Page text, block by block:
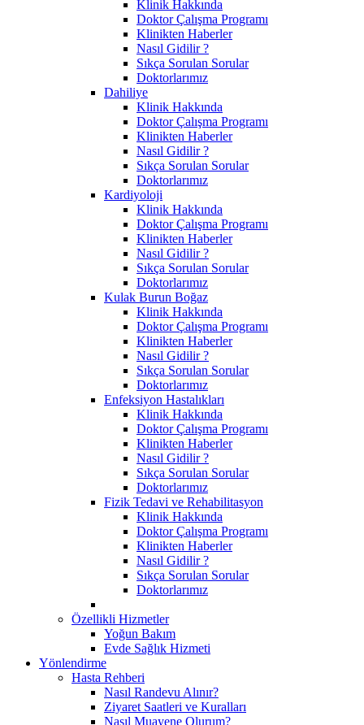
Klinik Hakkında
Doktor Çalışma Programı
Klinikten Haberler
Nasıl Gidilir ?
Sıkça Sorulan Sorular
Doktorlarımız
Dahiliye
Klinik Hakkında
Doktor Çalışma Programı
Klinikten Haberler
Nasıl Gidilir ?
Sıkça Sorulan Sorular
Doktorlarımız
Kardiyoloji
Klinik Hakkında
Doktor Çalışma Programı
Klinikten Haberler
Nasıl Gidilir ?
Sıkça Sorulan Sorular
Doktorlarımız
Kulak Burun Boğaz
Klinik Hakkında
Doktor Çalışma Programı
Klinikten Haberler
Nasıl Gidilir ?
Sıkça Sorulan Sorular
Doktorlarımız
Enfeksiyon Hastalıkları
Klinik Hakkında
Doktor Çalışma Programı
Klinikten Haberler
Nasıl Gidilir ?
Sıkça Sorulan Sorular
Doktorlarımız
Fizik Tedavi ve Rehabilitasyon
Klinik Hakkında
Doktor Çalışma Programı
Klinikten Haberler
Nasıl Gidilir ?
Sıkça Sorulan Sorular
Doktorlarımız
Özellikli Hizmetler
Yoğun Bakım
Evde Sağlık Hizmeti
Yönlendirme
Hasta Rehberi
Nasıl Randevu Alınır?
Ziyaret Saatleri ve Kuralları
Nasıl Muayene Olurum?